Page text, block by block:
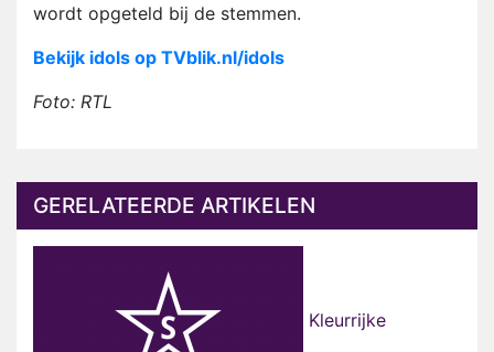
wordt opgeteld bij de stemmen.
Bekijk idols op TVblik.nl/idols
Foto: RTL
GERELATEERDE ARTIKELEN
Kleurrijke